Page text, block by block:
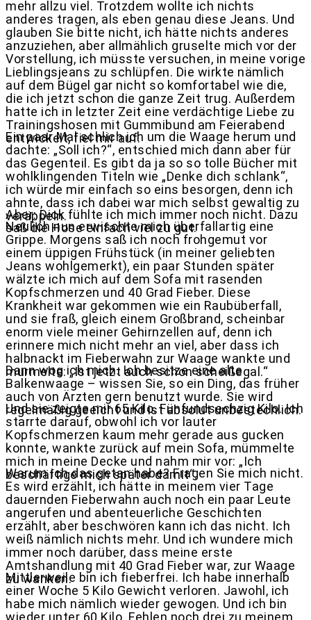
mehr allzu viel. Trotzdem wollte ich nichts
anderes tragen, als eben genau diese Jeans. Und
glauben Sie bitte nicht, ich hätte nichts anderes
anzuziehen, aber allmählich gruselte mich vor der
Vorstellung, ich müsste versuchen, in meine vorige
Lieblingsjeans zu schlüpfen. Die wirkte nämlich
auf dem Bügel gar nicht so komfortabel wie die,
die ich jetzt schon die ganze Zeit trug. Außerdem
hatte ich in letzter Zeit eine verdächtige Liebe zu
Trainingshosen mit Gummibund am Feierabend
entwickelt, fiel mir auf.
Ein paar Mal schlich ich um die Waage herum und
dachte: „Soll ich?“, entschied mich dann aber für
das Gegenteil. Es gibt da ja so so tolle Bücher mit
wohlklingenden Titeln wie „Denke dich schlank“,
ich würde mir einfach so eins besorgen, denn ich
ahnte, dass ich dabei war mich selbst gewaltig zu
veräppeln.
Aber: Dick fühlte ich mich immer noch nicht. Dazu
saß die Hose einfach viel zu gut.
Neulich nun erwischte mich überfallartig eine
Grippe. Morgens saß ich noch frohgemut vor
einem üppigen Frühstück (in meiner geliebten
Jeans wohlgemerkt), ein paar Stunden später
wälzte ich mich auf dem Sofa mit rasenden
Kopfschmerzen und 40 Grad Fieber. Diese
Krankheit war gekommen wie ein Raubüberfall,
und sie fraß, gleich einem Großbrand, scheinbar
enorm viele meiner Gehirnzellen auf, denn ich
erinnere mich nicht mehr an viel, aber dass ich
halbnackt im Fieberwahn zur Waage wankte und
murmelte: „Ist jetzt auch schon scheißegal.“
Dann wog ich mich. Ich besitze eine alte
Balkenwaage – wissen Sie, so ein Ding, das früher
auch von Ärzten gern benutzt wurde. Sie wird
regelmäßig geeicht und ist absolut unbestechlich.
Und sie zeigte mir 65 Kilo. Fünfundsechzig Kilo. Ich
starrte darauf, obwohl ich vor lauter
Kopfschmerzen kaum mehr gerade aus gucken
konnte, wankte zurück auf mein Sofa, mümmelte
mich in meine Decke und nahm mir vor: „Ich
beschäftige mich später damit“.
Warum ich das getan habe? Fragen Sie mich nicht.
Es wird erzählt, ich hätte in meinem vier Tage
dauernden Fieberwahn auch noch ein paar Leute
angerufen und abenteuerliche Geschichten
erzählt, aber beschwören kann ich das nicht. Ich
weiß nämlich nichts mehr. Und ich wundere mich
immer noch darüber, dass meine erste
Amtshandlung mit 40 Grad Fieber war, zur Waage
zu wanken.
Mittlerweile bin ich fieberfrei. Ich habe innerhalb
einer Woche 5 Kilo Gewicht verloren. Jawohl, ich
habe mich nämlich wieder gewogen. Und ich bin
wieder unter 60 Kilo. Fehlen noch drei zu meinem